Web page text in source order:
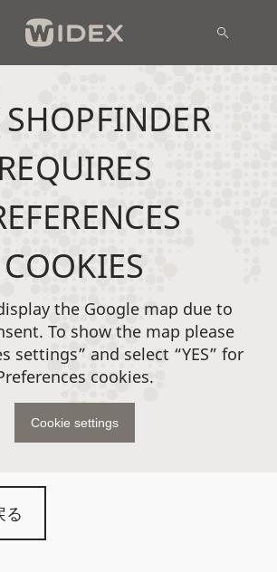
る
REQUIRES
COOKIES
the Google map due to
To show the map please
settings” and select “YES” for
cookies.
Cookie settings